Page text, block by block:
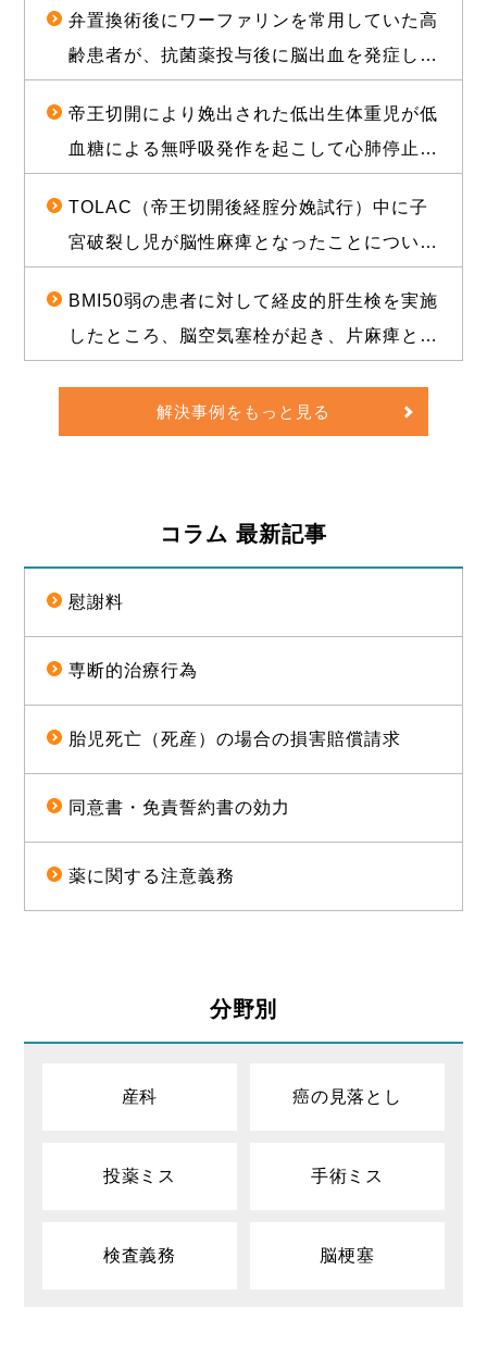
について、1億2000万円（産科医療補償制度
補償金既払金を含む）で訴訟上の和解が成立
した事例
弁置換術後にワーファリンを常用していた高
齢患者が、抗菌薬投与後に脳出血を発症し常
成立し、役務提供分を含め約1億2000万円相
当の経済的利益を確保した事例
帝王切開により娩出された低出生体重児が低
血糖による無呼吸発作を起こして心肺停止に
3500万円の和解が成立した事例
TOLAC（帝王切開後経腟分娩試行）中に子
宮破裂し児が脳性麻痺となったことについ
ら、賠償金と給付金を合わせて約1億5000万
円相当の経済的利益を確保した事例
BMI50弱の患者に対して経皮的肝生検を実施
したところ、脳空気塞栓が起き、片麻痺とな
損害金や訴訟費用を合わせて約1億5000万円
の経済的利益を確保した事例
解決事例をもっと見る
コラム 最新記事
慰謝料
専断的治療行為
胎児死亡（死産）の場合の損害賠償請求
同意書・免責誓約書の効力
薬に関する注意義務
分野別
産科 癌の見落とし
投薬ミス 手術ミス
検査義務 脳梗塞